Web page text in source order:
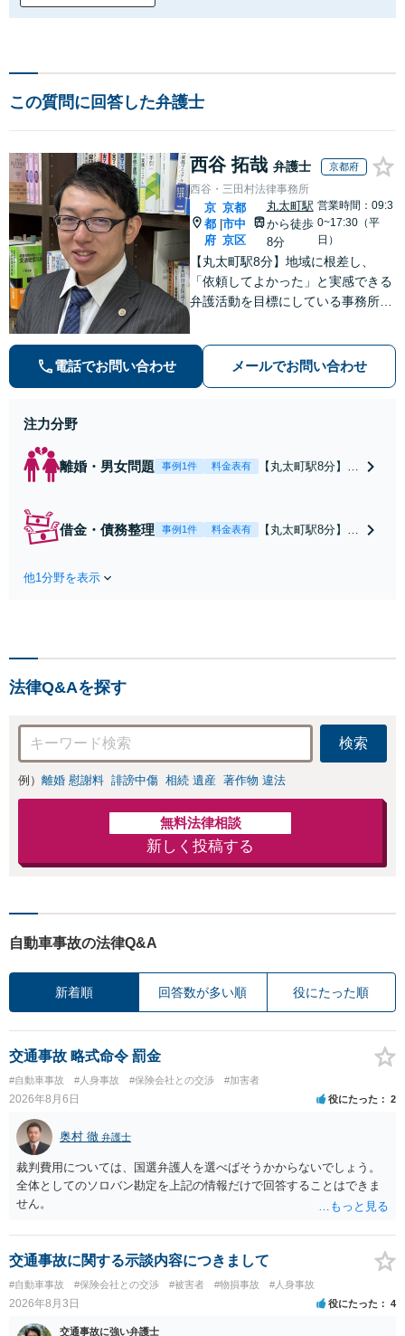
この質問に回答した弁護士
西谷 拓哉 弁護士 京都府
西谷・三田村法律事務所
京
都
府
京都
市中
京区
丸太町駅
から徒歩
8分
営業時間：09:3
0~17:30（平
日）
【丸太町駅8分】地域に根差し、
「依頼してよかった」と実感できる
弁護活動を目標にしている事務所で
実績あり【相続・遺言】相談者さま
に寄り添い、円滑な相続を目指しま
電話でお問い合わせ メールでお問い合わせ
注力分野
離婚・男女問題 事例1件 料金表有
【丸太町駅8分】調
く冷静な主張が重
借金・債務整理 事例1件 料金表有
【丸太町駅8分】
者さまのご要望を
有】【初回相談30
他1分野を表示
法律Q&Aを探す
検索
例） 離婚 慰謝料 誹謗中傷 相続 遺産 著作物 違法
無料法律相談
新しく投稿する
自動車事故の法律Q&A
新着順 回答数が多い順 役にたった順
交通事故 略式命令 罰金
#自動車事故 #人身事故 #保険会社との交渉 #加害者
2026年8月6日 役にたった 2
奥村 徹 弁護士
裁判費用については、国選弁護人を選べばそうかからないでしょう。
全体としてのソロバン勘定を上記の情報だけで回答することはできま
せん。
交通事故に関する示談内容につきまして
#自動車事故 #保険会社との交渉 #被害者 #物損事故 #人身事故
2026年8月3日 役にたった 4
交通事故に強い弁護士